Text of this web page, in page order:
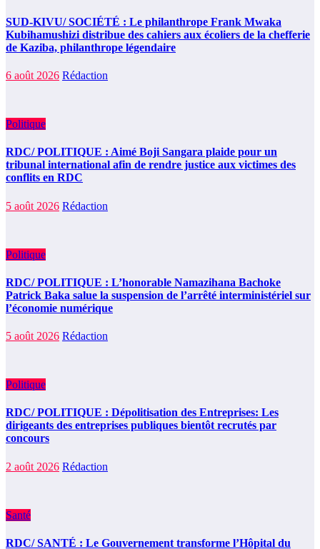
SUD-KIVU/ SOCIÉTÉ : Le philanthrope Frank Mwaka
Kubihamushizi distribue des cahiers aux écoliers de la chefferie
de Kaziba, philanthrope légendaire
6 août 2026 Rédaction
Politique
RDC/ POLITIQUE : Aimé Boji Sangara plaide pour un
tribunal international afin de rendre justice aux victimes des
conflits en RDC
5 août 2026 Rédaction
Politique
RDC/ POLITIQUE : L’honorable Namazihana Bachoke
Patrick Baka salue la suspension de l’arrêté interministériel sur
l’économie numérique
5 août 2026 Rédaction
Politique
RDC/ POLITIQUE : Dépolitisation des Entreprises: Les
dirigeants des entreprises publiques bientôt recrutés par
concours
2 août 2026 Rédaction
Santé
RDC/ SANTÉ : Le Gouvernement transforme l’Hôpital du